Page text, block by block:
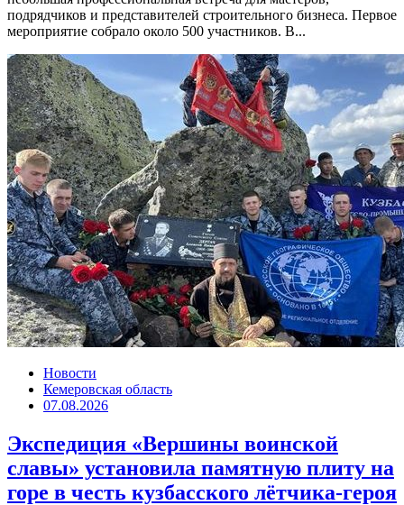
подрядчиков и представителей строительного бизнеса. Первое
мероприятие собрало около 500 участников. В...
Новости
Кемеровская область
07.08.2026
Экспедиция «Вершины воинской
славы» установила памятную плиту на
горе в честь кузбасского лётчика-героя